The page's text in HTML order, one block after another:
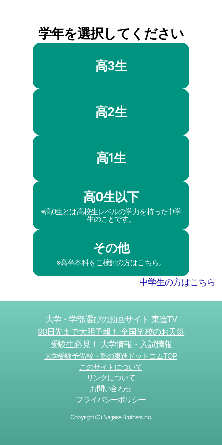
学年を選択してください
高3生
高2生
高1生
高0生以下
※高0生とは高校生レベルの学力を持った中学
生のことです。
その他
※高卒本科をご検討の方はこちら。
中学生の方はこちら
大学・学部選びの動画サイト 東進TV
90日先まで大胆予報！ 全国学校のお天気
受験生必見！ 大学情報・入試情報
大学受験予備校・塾の東進ドットコムTOP
このサイトについて
リンクについて
お問い合わせ
プライバシーポリシー
Copyright (C) Nagase Brothers Inc.